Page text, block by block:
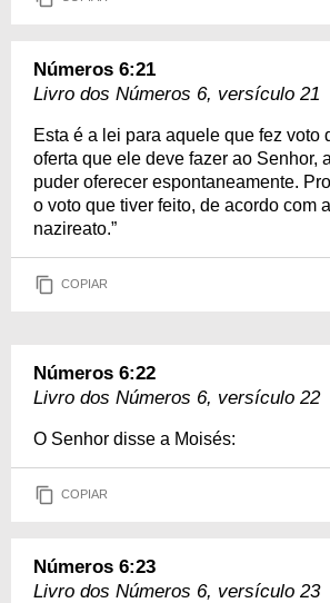
Números 6:21
Livro dos Números 6, versículo 21
Esta é a lei para aquele que fez voto
oferta que ele deve fazer ao Senhor,
puder oferecer espontaneamente.
o voto que tiver feito, de acordo com
nazireato.”
COPIAR
Números 6:22
Livro dos Números 6, versículo 22
O Senhor disse a Moisés:
COPIAR
Números 6:23
Livro dos Números 6, versículo 23